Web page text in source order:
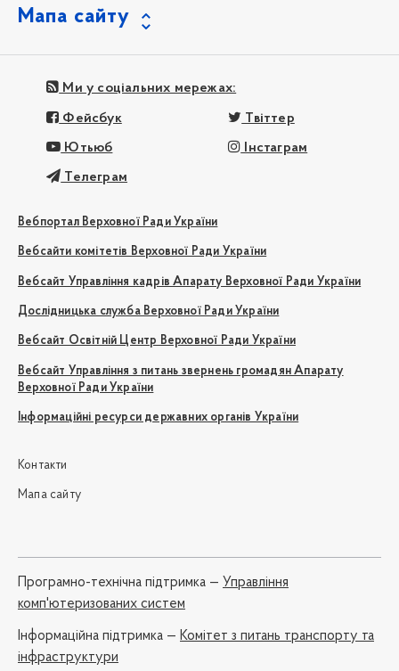
Мапа сайту
Ми у соціальних мережах:
Фейсбук Твіттер
Ютьюб Інстаграм
Телеграм
Вебпортал Верховної Ради України
Вебсайти комітетів Верховної Ради України
Вебсайт Управління кадрів Апарату Верховної Ради України
Дослідницька служба Верховної Ради України
Вебсайт Освітній Центр Верховної Ради України
Вебсайт Управління з питань звернень громадян Апарату
Верховної Ради України
Інформаційні ресурси державних органів України
Контакти
Мапа сайту
Програмно-технічна підтримка — Управління
комп'ютеризованих систем
Iнформаційна підтримка — Комітет з питань транспорту та
інфраструктури